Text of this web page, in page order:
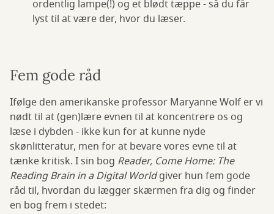
ordentlig lampe(!) og et blødt tæppe - så du får
lyst til at være der, hvor du læser.
Fem gode råd
Ifølge den amerikanske professor Maryanne Wolf er vi
nødt til at (gen)lære evnen til at koncentrere os og
læse i dybden - ikke kun for at kunne nyde
skønlitteratur, men for at bevare vores evne til at
tænke kritisk. I sin bog Reader, Come Home: The
Reading Brain in a Digital Worldgiver hun fem gode
råd til, hvordan du lægger skærmen fra dig og finder
en bog frem i stedet: